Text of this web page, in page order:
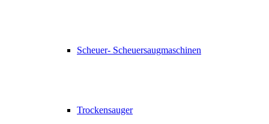
Scheuer- Scheuersaugmaschinen
Trockensauger